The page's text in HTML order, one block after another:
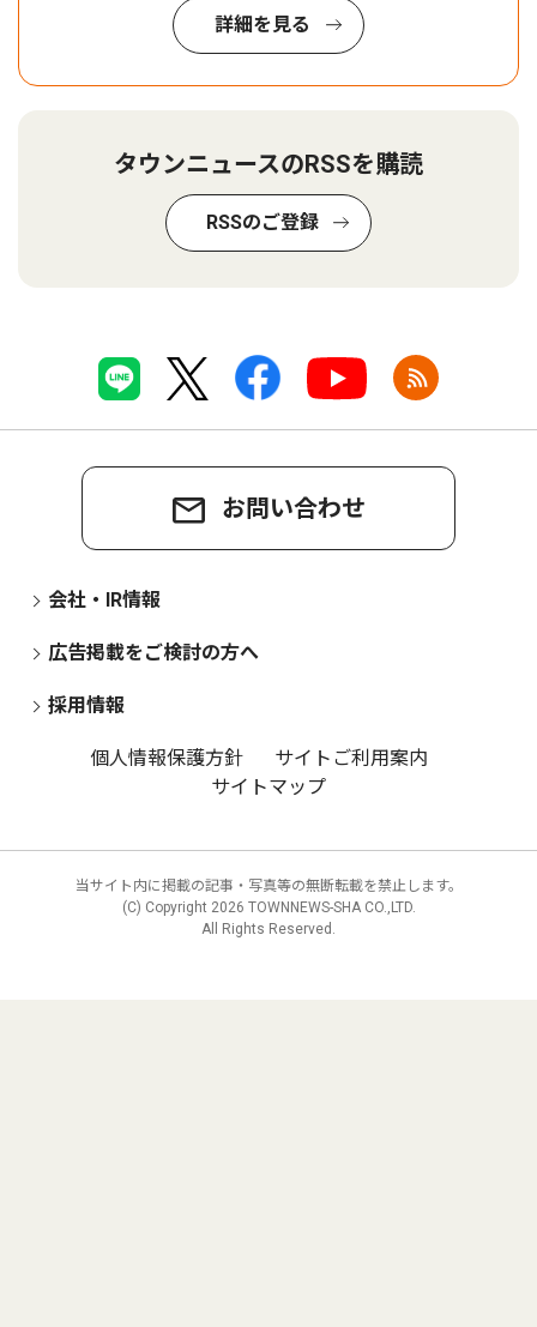
詳細を見る
タウンニュースのRSSを購読
RSSのご登録
お問い合わせ
会社・IR情報
広告掲載をご検討の方へ
採用情報
個人情報保護方針
サイトご利用案内
サイトマップ
当サイト内に掲載の記事・写真等の無断転載を禁止します。
(C) Copyright 2026 TOWNNEWS-SHA CO.,LTD.
All Rights Reserved.